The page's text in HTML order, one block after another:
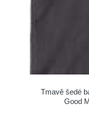
Tmavě šedé
Good